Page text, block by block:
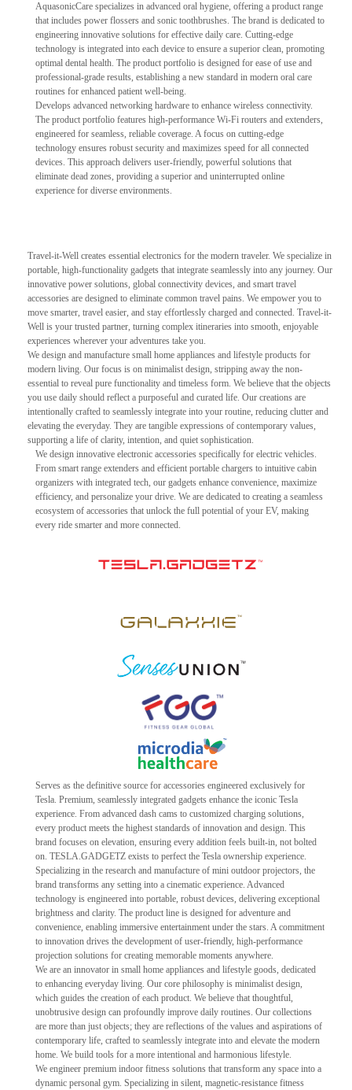
AquasonicCare specializes in advanced oral hygiene, offering a product range
that includes power flossers and sonic toothbrushes. The brand is dedicated to
engineering innovative solutions for effective daily care. Cutting-edge
technology is integrated into each device to ensure a superior clean, promoting
optimal dental health. The product portfolio is designed for ease of use and
professional-grade results, establishing a new standard in modern oral care
routines for enhanced patient well-being.
Develops advanced networking hardware to enhance wireless connectivity.
The product portfolio features high-performance Wi-Fi routers and extenders,
engineered for seamless, reliable coverage. A focus on cutting-edge
technology ensures robust security and maximizes speed for all connected
devices. This approach delivers user-friendly, powerful solutions that
eliminate dead zones, providing a superior and uninterrupted online
experience for diverse environments.
Travel-it-Well creates essential electronics for the modern traveler. We specialize in
portable, high-functionality gadgets that integrate seamlessly into any journey. Our
innovative power solutions, global connectivity devices, and smart travel
accessories are designed to eliminate common travel pains. We empower you to
move smarter, travel easier, and stay effortlessly charged and connected. Travel-it-
Well is your trusted partner, turning complex itineraries into smooth, enjoyable
experiences wherever your adventures take you.
We design and manufacture small home appliances and lifestyle products for
modern living. Our focus is on minimalist design, stripping away the non-
essential to reveal pure functionality and timeless form. We believe that the objects
you use daily should reflect a purposeful and curated life. Our creations are
intentionally crafted to seamlessly integrate into your routine, reducing clutter and
elevating the everyday. They are tangible expressions of contemporary values,
supporting a life of clarity, intention, and quiet sophistication.
We design innovative electronic accessories specifically for electric vehicles.
From smart range extenders and efficient portable chargers to intuitive cabin
organizers with integrated tech, our gadgets enhance convenience, maximize
efficiency, and personalize your drive. We are dedicated to creating a seamless
ecosystem of accessories that unlock the full potential of your EV, making
every ride smarter and more connected.
Serves as the definitive source for accessories engineered exclusively for
Tesla. Premium, seamlessly integrated gadgets enhance the iconic Tesla
experience. From advanced dash cams to customized charging solutions,
every product meets the highest standards of innovation and design. This
brand focuses on elevation, ensuring every addition feels built-in, not bolted
on. TESLA.GADGETZ exists to perfect the Tesla ownership experience.
Specializing in the research and manufacture of mini outdoor projectors, the
brand transforms any setting into a cinematic experience. Advanced
technology is engineered into portable, robust devices, delivering exceptional
brightness and clarity. The product line is designed for adventure and
convenience, enabling immersive entertainment under the stars. A commitment
to innovation drives the development of user-friendly, high-performance
projection solutions for creating memorable moments anywhere.
We are an innovator in small home appliances and lifestyle goods, dedicated
to enhancing everyday living. Our core philosophy is minimalist design,
which guides the creation of each product. We believe that thoughtful,
unobtrusive design can profoundly improve daily routines. Our collections
are more than just objects; they are reflections of the values and aspirations of
contemporary life, crafted to seamlessly integrate into and elevate the modern
home. We build tools for a more intentional and harmonious lifestyle.
We engineer premium indoor fitness solutions that transform any space into a
dynamic personal gym. Specializing in silent, magnetic-resistance fitness